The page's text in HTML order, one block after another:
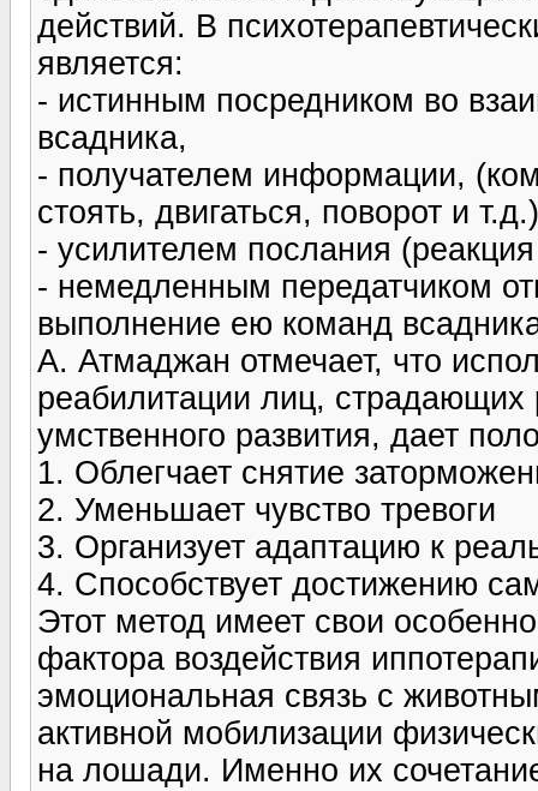
действий. В
является:
- истинным посредником во
всадника,
- получателем информации,
стоять, двигаться, поворот и
- усилителем послания
- немедленным передатчиком
выполнение ею команд
А. Атмаджан отмечает, что
реабилитации лиц,
умственного развития, дает
1. Облегчает снятие
2. Уменьшает чувство тревоги
3. Организует адаптацию к
4. Способствует достижению
Этот метод имеет свои
фактора воздействия
эмоциональная связь с
активной мобилизации
на лошади. Именно их